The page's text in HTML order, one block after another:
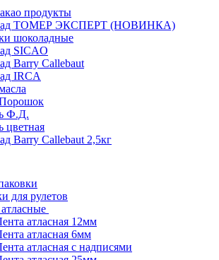
продукты
ТОМЕР ЭКСПЕРТ (НОВИНКА)
шоколадные
SICAO
Barry Callebaut
IRCA
Ф.Д.
цветная
Barry Callebaut 2,5кг
для рулетов
атласная 12мм
атласная 6мм
атласная с надписями